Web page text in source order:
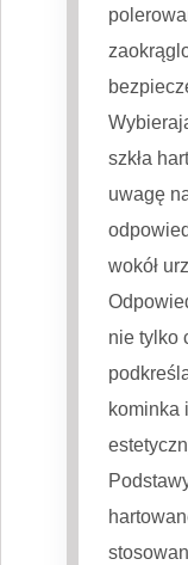
szkła
uwagę
wokół
nie tylko
kominka